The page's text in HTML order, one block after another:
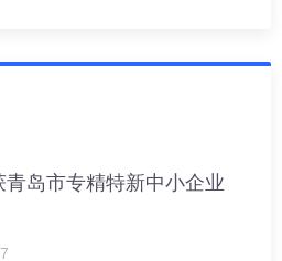
岛市专精特新中小企业